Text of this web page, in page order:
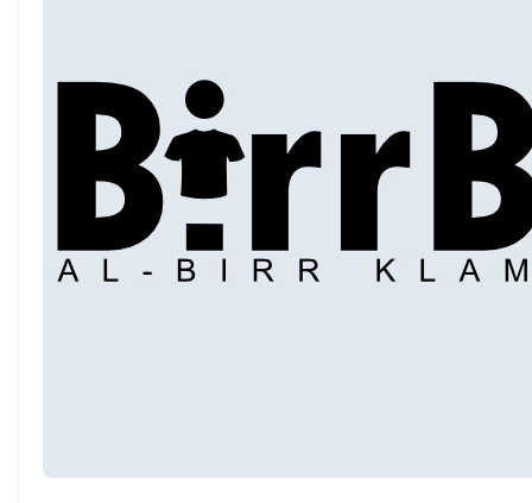
merek bernama Al-Birr Transportation pada tahun
untuk mengakomodir kebutuhan transportasi
lokal dan mancanegara yang ingin berlibur di
Yogyakarta dan sekitarnya.